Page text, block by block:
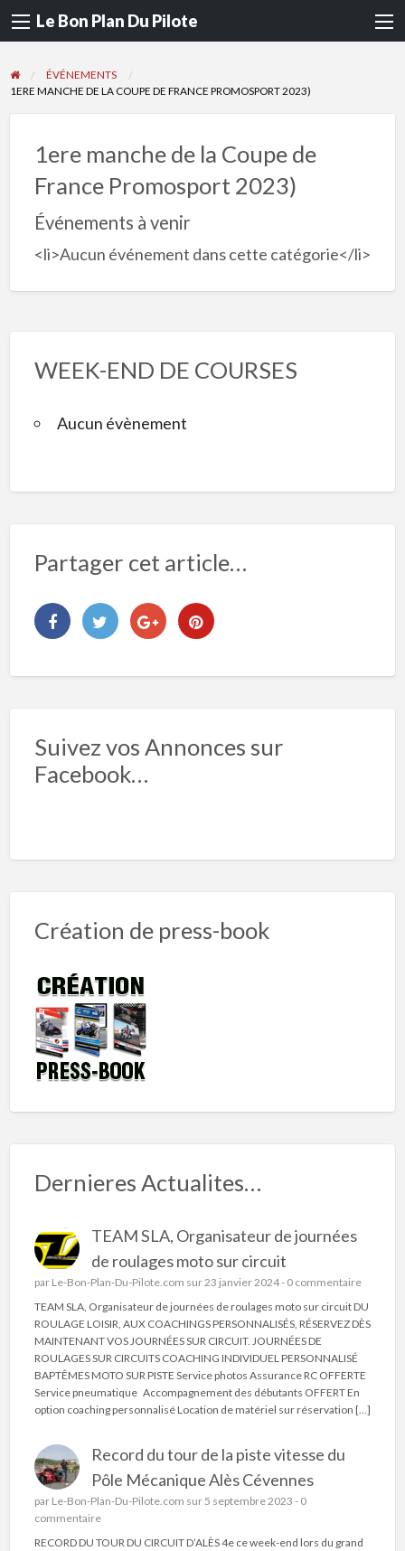
Le Bon Plan Du Pilote
ÉVÉNEMENTS
1ERE MANCHE DE LA COUPE DE FRANCE PROMOSPORT 2023)
1ere manche de la Coupe de
France Promosport 2023)
Événements à venir
<li>Aucun événement dans cette catégorie</li>
WEEK-END DE COURSES
Aucun évènement
Partager cet article…
Suivez vos Annonces sur
Facebook…
Création de press-book
Dernieres Actualites…
TEAM SLA, Organisateur de journées
de roulages moto sur circuit
par Le-Bon-Plan-Du-Pilote.com sur 23 janvier 2024 - 0 commentaire
TEAM SLA, Organisateur de journées de roulages moto sur circuit DU
ROULAGE LOISIR, AUX COACHINGS PERSONNALISÉS, RÉSERVEZ DÈS
MAINTENANT VOS JOURNÉES SUR CIRCUIT. JOURNÉES DE
ROULAGES SUR CIRCUITS COACHING INDIVIDUEL PERSONNALISÉ
BAPTÊMES MOTO SUR PISTE Service photos Assurance RC OFFERTE
Service pneumatique Accompagnement des débutants OFFERT En
option coaching personnalisé Location de matériel sur réservation […]
Record du tour de la piste vitesse du
Pôle Mécanique Alès Cévennes
par Le-Bon-Plan-Du-Pilote.com sur 5 septembre 2023 - 0
commentaire
RECORD DU TOUR DU CIRCUIT D’ALÈS 4e ce week-end lors du grand